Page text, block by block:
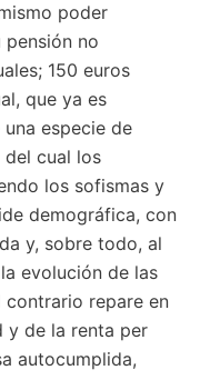
poder
no
150 euros
que ya es
especie de
cual los
los sofismas y
demográfica, con
y, sobre todo, al
evolución de las
repare en
y de la renta per
autocumplida,